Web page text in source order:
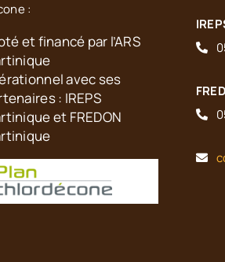
:
et financé par l’ARS
avec ses
: IREPS
et FREDON